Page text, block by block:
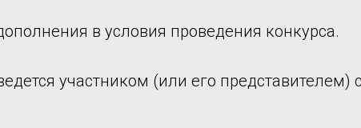
в условия проведения конкурса.
участником (или его представителем)